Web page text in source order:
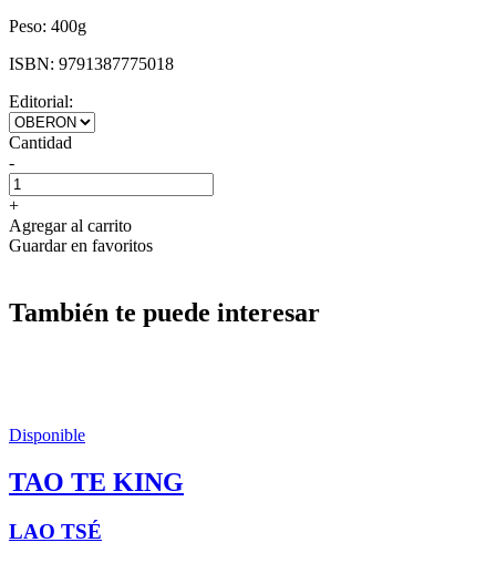
Peso: 400g
ISBN: 9791387775018
Editorial:
Cantidad
-
+
Agregar al carrito
Guardar en favoritos
También te puede interesar
Disponible
TAO TE KING
LAO TSÉ